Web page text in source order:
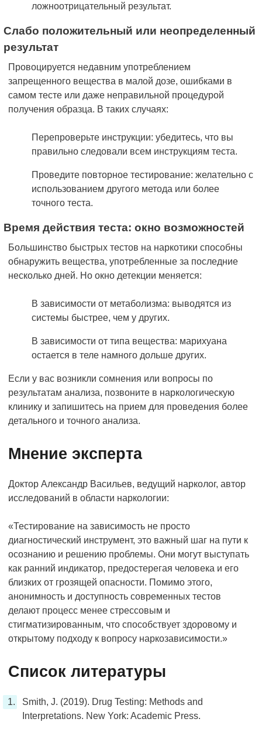
ложноотрицательный результат.
Слабо положительный или неопределенный
результат
Провоцируется недавним употреблением
запрещенного вещества в малой дозе, ошибками в
самом тесте или даже неправильной процедурой
получения образца. В таких случаях:
Перепроверьте инструкции: убедитесь, что вы
правильно следовали всем инструкциям теста.
Проведите повторное тестирование: желательно с
использованием другого метода или более
точного теста.
Время действия теста: окно возможностей
Большинство быстрых тестов на наркотики способны
обнаружить вещества, употребленные за последние
несколько дней. Но окно детекции меняется:
В зависимости от метаболизма: выводятся из
системы быстрее, чем у других.
В зависимости от типа вещества: марихуана
остается в теле намного дольше других.
Если у вас возникли сомнения или вопросы по
результатам анализа, позвоните в наркологическую
клинику и запишитесь на прием для проведения более
детального и точного анализа.
Мнение эксперта
Доктор Александр Васильев, ведущий нарколог, автор
исследований в области наркологии:
«Тестирование на зависимость не просто
диагностический инструмент, это важный шаг на пути к
осознанию и решению проблемы. Они могут выступать
как ранний индикатор, предостерегая человека и его
близких от грозящей опасности. Помимо этого,
анонимность и доступность современных тестов
делают процесс менее стрессовым и
стигматизированным, что способствует здоровому и
открытому подходу к вопросу наркозависимости.»
Список литературы
Smith, J. (2019). Drug Testing: Methods and
Interpretations. New York: Academic Press.